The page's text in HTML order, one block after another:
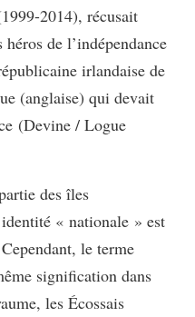
2014), récusait
de l’indépendance
irlandaise de
(anglaise) qui devait
(Devine / Logue
des îles
« nationale » est
le terme
signification dans
les Écossais